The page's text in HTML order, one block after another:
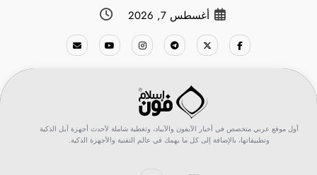
أغسطس 7, 2026
أول موقع عربي متخصص في أخبار الآيفون والآيباد، وتغطية شاملة لأحدث أجهزة أبل الذكية
وتطبيقاتها، بالإضافة إلى كل ما يهمك في عالم التقنية والأجهزة الذكية.